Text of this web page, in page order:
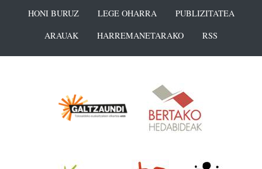
HONI BURUZ LEGE OHARRA
PUBLIZITATEA
ARAUAK
HARREMANETARAKO RSS